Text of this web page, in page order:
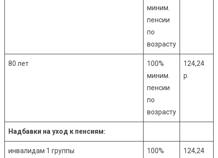
миним.
пенсии
по
возрасту
80 лет
100%
миним.
пенсии
по
возрасту
124,24
р.
Надбавки на уход к пенсиям:
инвалидам 1 группы
100%
124,24